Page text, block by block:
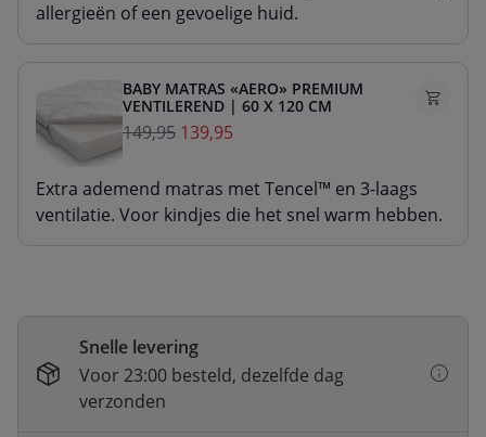
allergieën of een gevoelige huid.
BABY MATRAS «AERO» PREMIUM
VENTILEREND | 60 X 120 CM
149,95 139,95
Extra ademend matras met Tencel™ en 3-laags
ventilatie. Voor kindjes die het snel warm hebben.
Snelle levering
Voor 23:00 besteld, dezelfde dag
verzonden